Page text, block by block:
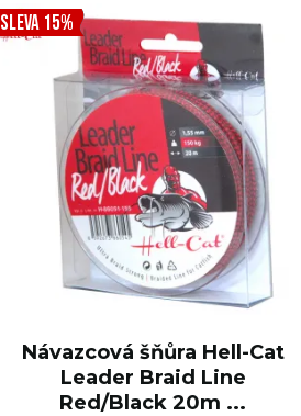
SLEVA 15%
Návazcová šňůra Hell-Cat
Leader Braid Line
Red/Black 20m ...